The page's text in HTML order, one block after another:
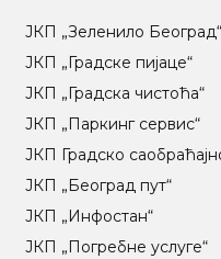
ЈКП „Зеленило Београд“
ЈКП „Градске пијаце“
ЈКП „Градска чистоћа“
ЈКП „Паркинг сервис“
ЈКП Градско
ЈКП „Београд пут“
ЈКП „Инфостан“
ЈКП „Погребне услуге“